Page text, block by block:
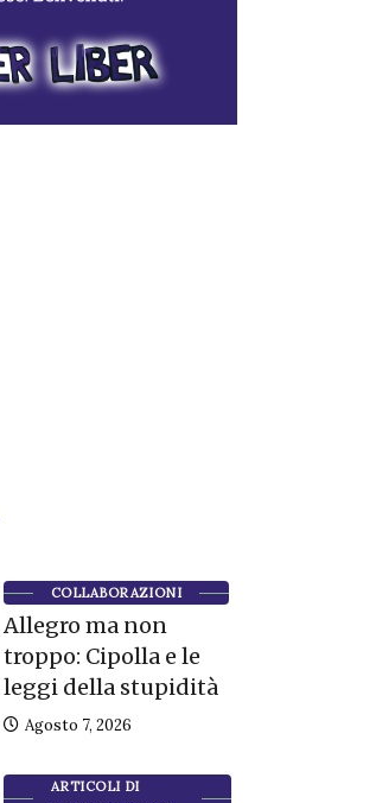
COLLABORAZIONI
Allegro ma non
troppo: Cipolla e le
leggi della stupidità
Agosto 7, 2026
ARTICOLI DI